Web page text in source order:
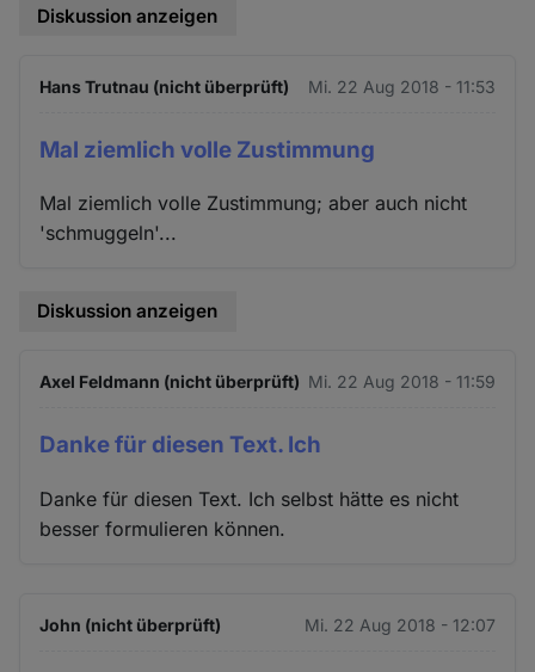
Diskussion anzeigen
Hans Trutnau (nicht überprüft) Mi. 22 Aug 2018 - 11:53
Mal ziemlich volle Zustimmung
Mal ziemlich volle Zustimmung; aber auch nicht
'schmuggeln'...
Diskussion anzeigen
Axel Feldmann (nicht überprüft) Mi. 22 Aug 2018 - 11:59
Danke für diesen Text. Ich
Danke für diesen Text. Ich selbst hätte es nicht
besser formulieren können.
John (nicht überprüft) Mi. 22 Aug 2018 - 12:07